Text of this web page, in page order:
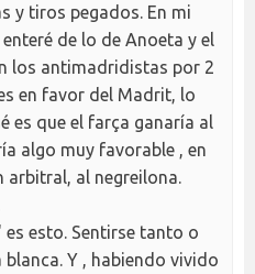
y tiros pegados. En mi
de lo de Anoeta y el
los antimadridistas por 2
en favor del Madrit, lo
es que el farça ganaría al
algo muy favorable , en
arbitral, al negreilona.
esto. Sentirse tanto o
blanca. Y , habiendo vivido